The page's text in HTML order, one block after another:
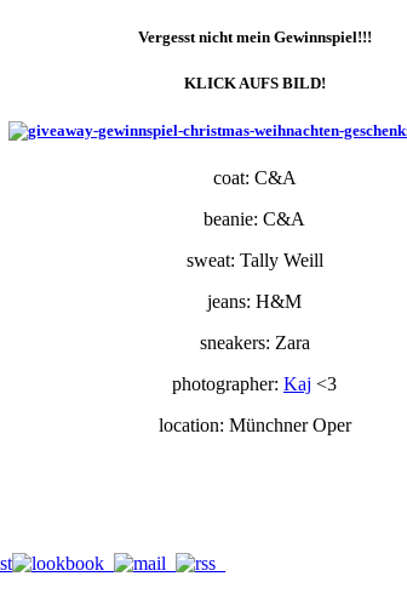
Vergesst nicht mein Gewinnspiel!!!
KLICK AUFS BILD!
coat: C&A
beanie: C&A
sweat: Tally Weill
jeans: H&M
sneakers: Zara
photographer: Kaj <3
location: Münchner Oper